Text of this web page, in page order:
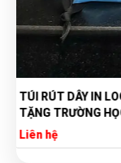
TÚI CANVAS IN
WE ARE FAMILY
Liên hệ